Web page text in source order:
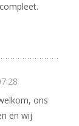
ons
en wij